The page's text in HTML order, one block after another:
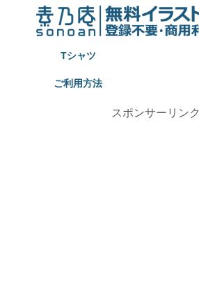
Tシャツ
ご利用方法
スポンサーリンク